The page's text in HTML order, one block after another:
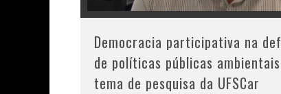
Democracia participativa na
de políticas públicas
tema de pesquisa da UFSCar